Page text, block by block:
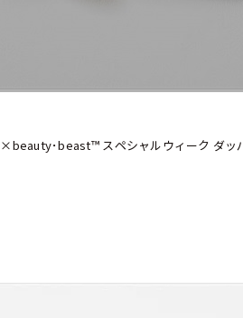
･beast™︎ スペシャルウィーク ダッ